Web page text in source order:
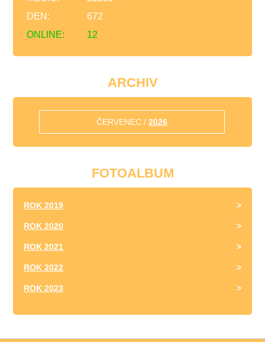
ONLINE: 12
DEN:
672
ARCHIV
ČERVENEC /2026
FOTOALBUM
ROK 2019
ROK 2020
ROK 2021
ROK 2022
ROK 2023